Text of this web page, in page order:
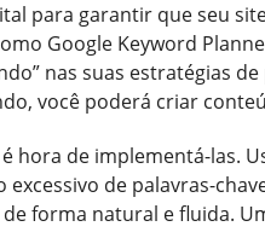
para garantir que seu
Google Keyword
nas suas estratégias
você poderá criar
hora de implementá-las.
de palavras-
forma natural e fluida.